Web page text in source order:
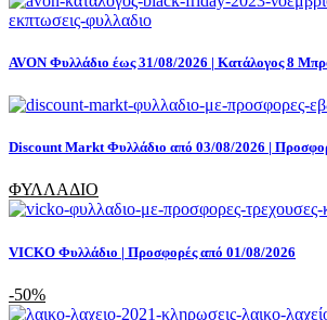
AVON Φυλλάδιο έως 31/08/2026 | Κατάλογος 8
Discount Markt Φυλλάδιο από 03/08/2026 |
ΦΥΛΛΑΔΙΟ
VICKO Φυλλάδιο | Προσφορές από 01/08/2026
-50%